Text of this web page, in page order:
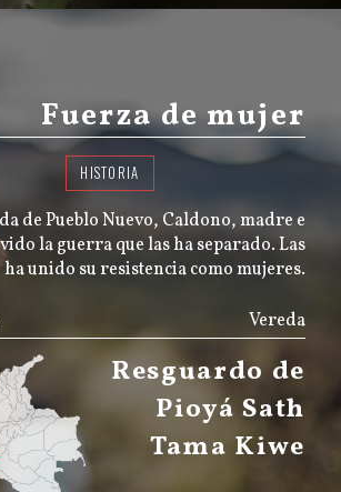
Fuerza de mujer
HISTORIA
de Pueblo Nuevo, Caldono, madre e
la guerra que las ha separado. Las
ha unido su resistencia como mujeres.
Vereda
Resguardo de
Pioyá Sath
Tama Kiwe